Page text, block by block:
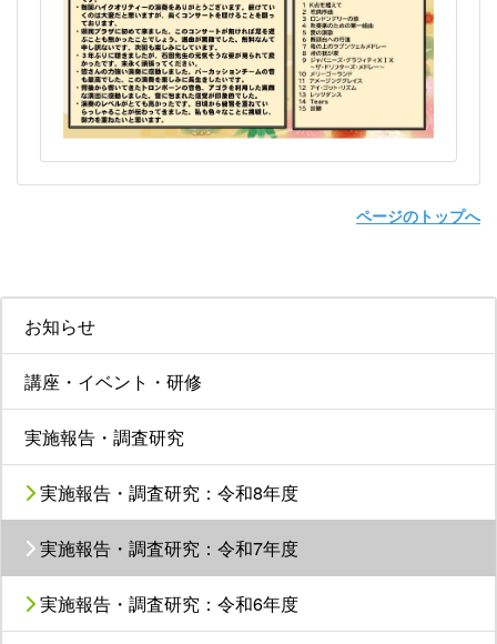
お知らせ
講座・イベント・研修
実施報告・調査研究
実施報告・調査研究：令和8年度
実施報告・調査研究：令和7年度
実施報告・調査研究：令和6年度
ページのトップへ